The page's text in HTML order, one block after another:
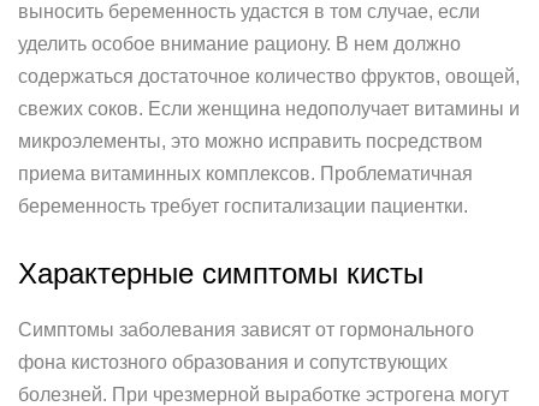
выносить беременность удастся в том случае, если
уделить особое внимание рациону. В нем должно
содержаться достаточное количество фруктов, овощей,
свежих соков. Если женщина недополучает витамины и
микроэлементы, это можно исправить посредством
приема витаминных комплексов. Проблематичная
беременность требует госпитализации пациентки.
Характерные симптомы кисты
Симптомы заболевания зависят от гормонального
фона кистозного образования и сопутствующих
болезней. При чрезмерной выработке эстрогена могут